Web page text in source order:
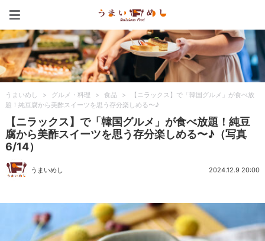
うまいめし > グルメ・料理 > 食品 >
【ニラックス】で「韓国グルメ」が食べ放
題！純豆腐から美酢スイーツを思う存分楽しめる〜♪
【ニラックス】で「韓国グルメ」が食べ放題！純豆
腐から美酢スイーツを思う存分楽しめる〜♪（写真
6/14）
うまいめし 2024.12.9 20:00